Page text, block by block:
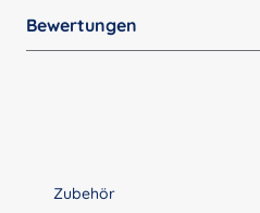
Bewertungen
Produktgalerie überspringen
Zubehör